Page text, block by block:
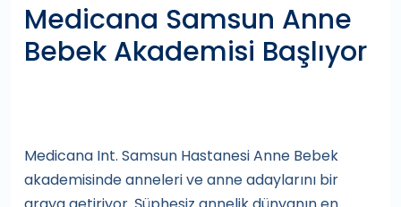
Medicana Samsun Anne
Bebek Akademisi Başlıyor
Medicana Int. Samsun Hastanesi Anne Bebek
akademisinde anneleri ve anne adaylarını bir